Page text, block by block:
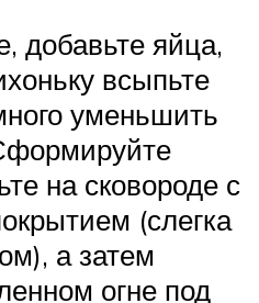
добавьте яйца,
всыпьте
уменьшить
на сковороде с
(слегка
а затем
огне под